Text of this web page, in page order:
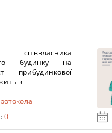
будинку на
прибудинкової
в
0